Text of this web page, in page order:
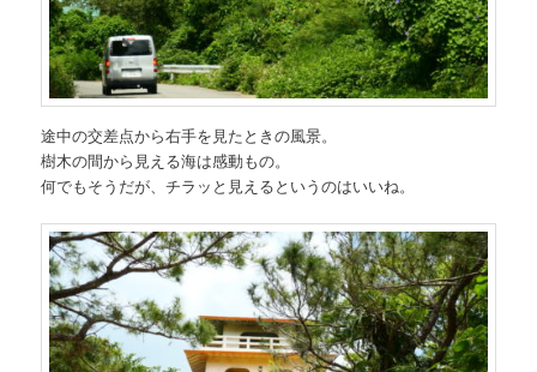
途中の交差点から右手を見たときの風景。
樹木の間から見える海は感動もの。
何でもそうだが、チラッと見えるというのはいいね。